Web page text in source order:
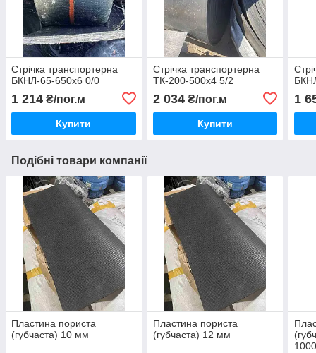
Стрічка транспортерна
БКНЛ-65-650х6 0/0
1 214 ₴/пог.м
Купити
Стрічка транспортерна
ТК-200-500х4 5/2
2 034₴/пог.м
Купити
1
Подібні товари компанії
Пластина пориста
(губчаста) 10 мм
Пластина пориста
(губчаста) 12 мм